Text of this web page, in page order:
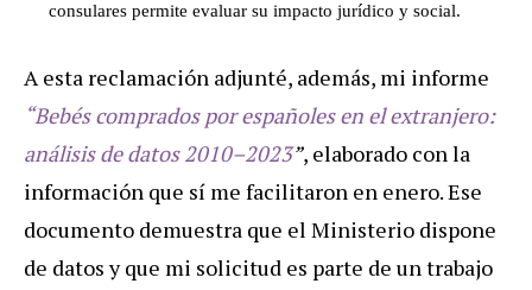
consulares permite evaluar su impacto jurídico y social.
A esta reclamación adjunté, además, mi informe
“Bebés comprados por españoles en el extranjero:
análisis de datos 2010–2023”, elaborado con la
información que sí me facilitaron en enero. Ese
documento demuestra que el Ministerio dispone
de datos y que mi solicitud es parte de un trabajo